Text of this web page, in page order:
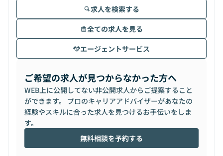
求人を検索する
全ての求人を見る
エージェントサービス
ご希望の求人が見つからなかった方へ
WEB上に公開してない非公開求人からご提案すること
ができます。 プロのキャリアアドバイザーがあなたの
経験やスキルに合った求人を見つけるお手伝いをしま
す。
無料相談を予約する